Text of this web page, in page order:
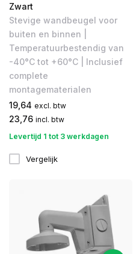
Zwart
Stevige wandbeugel voor
buiten en binnen |
Temperatuurbestendig van
-40°C tot +60°C | Inclusief
complete
montagematerialen
19,64 excl. btw
23,76 incl. btw
Levertijd 1 tot 3 werkdagen
Vergelijk